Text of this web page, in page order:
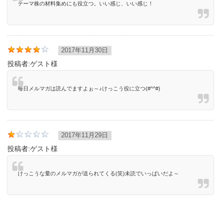
テーマ株の材料集めにも役立つ。いい感じ、いい感じ！
2017年11月30日
投稿者:ゲスト様
毎日メルマガは読んでますよぉ～♪けっこう役に立つ(#^^#)
2017年11月29日
投稿者:ゲスト様
けっこうな量のメルマガが送られてくる(笑)未読でいっぱいだよ～